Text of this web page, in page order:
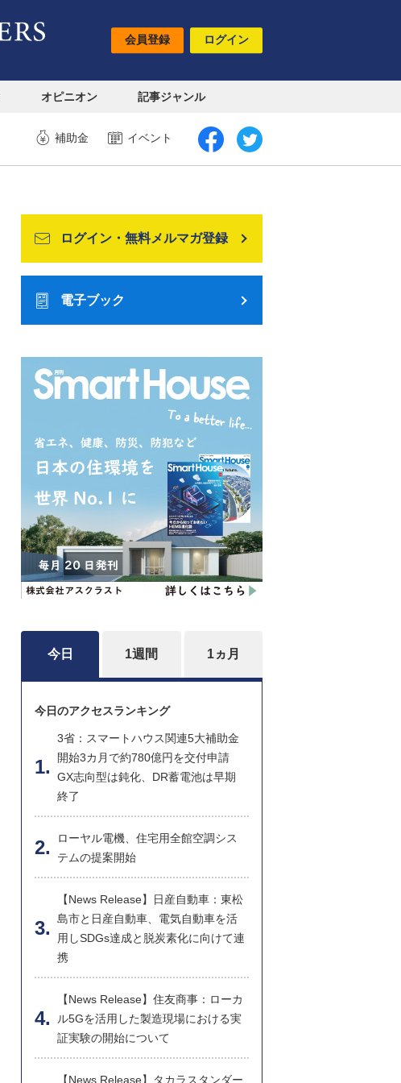
会員登録 ログイン
オピニオン 記事ジャンル
補助金 イベント
ログイン・無料メルマガ登録
電子ブック
今日 1週間 1ヵ月
今日のアクセスランキング
3省：スマートハウス関連5大補助金
開始3カ月で約780億円を交付申請
GX志向型は鈍化、DR蓄電池は早期
終了
ローヤル電機、住宅用全館空調シス
テムの提案開始
【News Release】日産自動車：東松
島市と日産自動車、電気自動車を活
用しSDGs達成と脱炭素化に向けて連
携
【News Release】住友商事：ローカ
ル5Gを活用した製造現場における実
証実験の開始について
【News Release】タカラスタンダー